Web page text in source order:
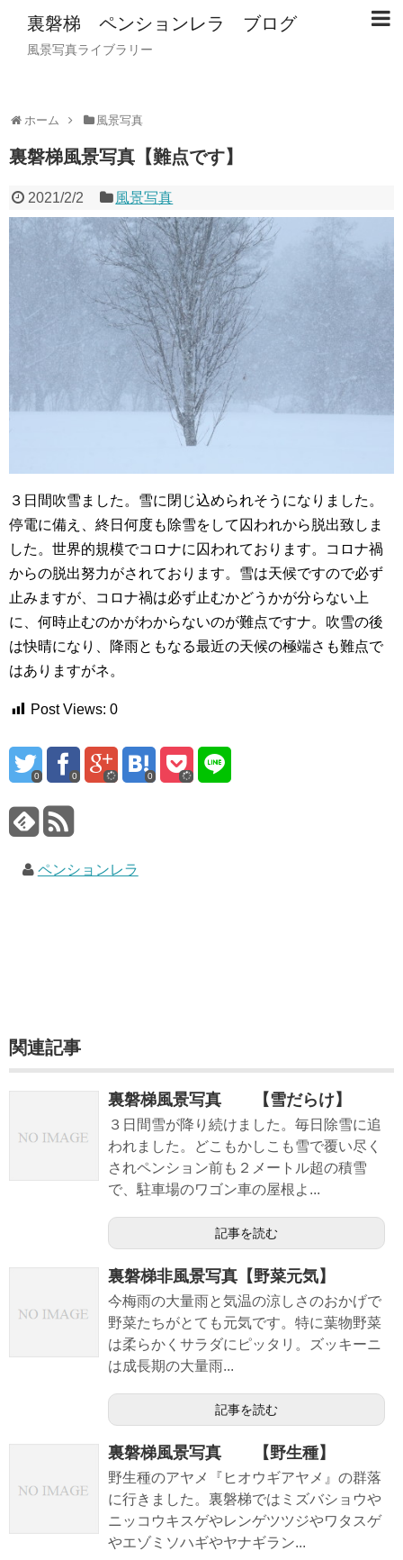
裏磐梯 ペンションレラ ブログ
風景写真ライブラリー
ホーム 風景写真
裏磐梯風景写真【難点です】
2021/2/2 風景写真
３日間吹雪ました。雪に閉じ込められそうになりました。
停電に備え、終日何度も除雪をして囚われから脱出致しま
した。世界的規模でコロナに囚われております。コロナ禍
からの脱出努力がされております。雪は天候ですので必ず
止みますが、コロナ禍は必ず止むかどうかが分らない上
に、何時止むのかがわからないのが難点ですナ。吹雪の後
は快晴になり、降雨ともなる最近の天候の極端さも難点で
はありますがネ。
Post Views: 0
0 0 0
ペンションレラ
関連記事
裏磐梯風景写真 【雪だらけ】
３日間雪が降り続けました。毎日除雪に追
われました。どこもかしこも雪で覆い尽く
されペンション前も２メートル超の積雪
で、駐車場のワゴン車の屋根よ...
記事を読む
裏磐梯非風景写真【野菜元気】
今梅雨の大量雨と気温の涼しさのおかげで
野菜たちがとても元気です。特に葉物野菜
は柔らかくサラダにピッタリ。ズッキーニ
は成長期の大量雨...
記事を読む
裏磐梯風景写真 【野生種】
野生種のアヤメ『ヒオウギアヤメ』の群落
に行きました。裏磐梯ではミズバショウや
ニッコウキスゲやレンゲツツジやワタスゲ
やエゾミソハギやヤナギラン...